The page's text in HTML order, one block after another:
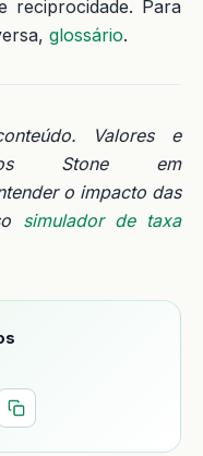
reciprocidade. Para
glossário.
Valores e
Stone em
o impacto das
simulador de taxa